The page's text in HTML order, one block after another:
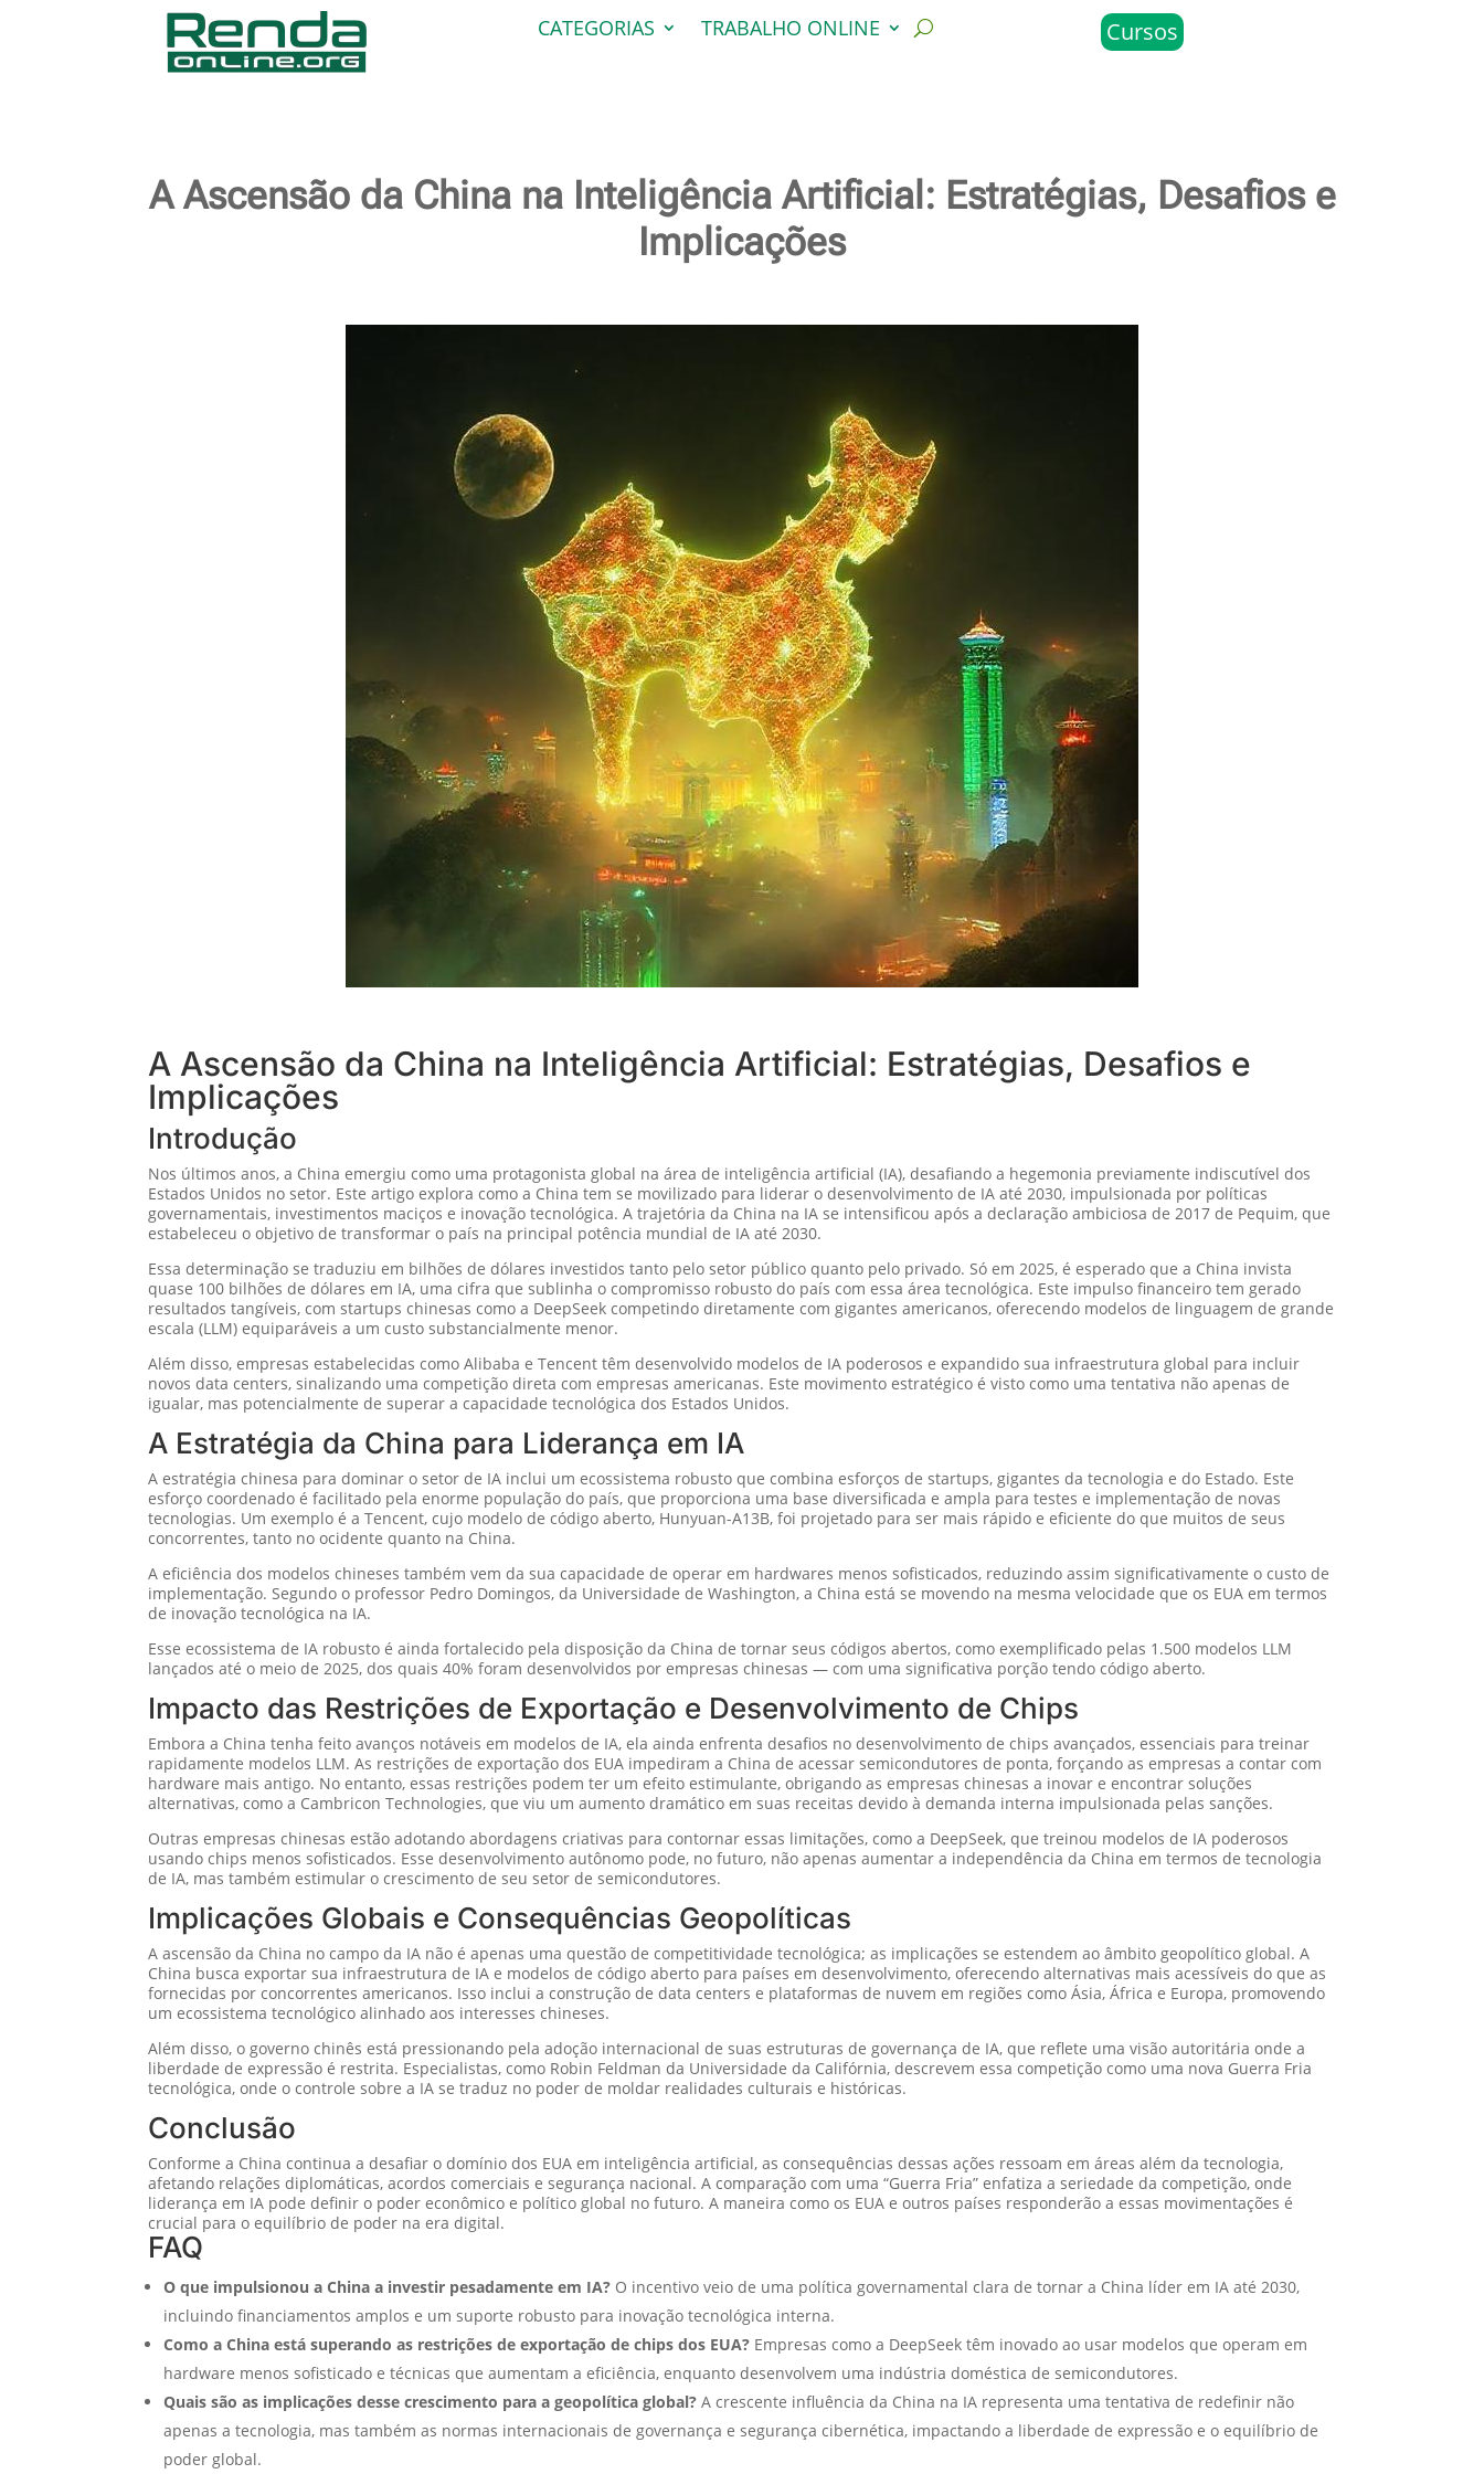
CATEGORIAS TRABALHO ONLINE Cursos
A Ascensão da China na Inteligência Artificial: Estratégias, Desafios e
Implicações
A Ascensão da China na Inteligência Artificial: Estratégias, Desafios e
Implicações
Introdução
Nos últimos anos, a China emergiu como uma protagonista global na área de inteligência artificial (IA), desafiando a hegemonia previamente indiscutível dos
Estados Unidos no setor. Este artigo explora como a China tem se movilizado para liderar o desenvolvimento de IA até 2030, impulsionada por políticas
governamentais, investimentos maciços e inovação tecnológica. A trajetória da China na IA se intensificou após a declaração ambiciosa de 2017 de Pequim, que
estabeleceu o objetivo de transformar o país na principal potência mundial de IA até 2030.
Essa determinação se traduziu em bilhões de dólares investidos tanto pelo setor público quanto pelo privado. Só em 2025, é esperado que a China invista
quase 100 bilhões de dólares em IA, uma cifra que sublinha o compromisso robusto do país com essa área tecnológica. Este impulso financeiro tem gerado
resultados tangíveis, com startups chinesas como a DeepSeek competindo diretamente com gigantes americanos, oferecendo modelos de linguagem de grande
escala (LLM) equiparáveis a um custo substancialmente menor.
Além disso, empresas estabelecidas como Alibaba e Tencent têm desenvolvido modelos de IA poderosos e expandido sua infraestrutura global para incluir
novos data centers, sinalizando uma competição direta com empresas americanas. Este movimento estratégico é visto como uma tentativa não apenas de
igualar, mas potencialmente de superar a capacidade tecnológica dos Estados Unidos.
A Estratégia da China para Liderança em IA
A estratégia chinesa para dominar o setor de IA inclui um ecossistema robusto que combina esforços de startups, gigantes da tecnologia e do Estado. Este
esforço coordenado é facilitado pela enorme população do país, que proporciona uma base diversificada e ampla para testes e implementação de novas
tecnologias. Um exemplo é a Tencent, cujo modelo de código aberto, Hunyuan-A13B, foi projetado para ser mais rápido e eficiente do que muitos de seus
concorrentes, tanto no ocidente quanto na China.
A eficiência dos modelos chineses também vem da sua capacidade de operar em hardwares menos sofisticados, reduzindo assim significativamente o custo de
implementação. Segundo o professor Pedro Domingos, da Universidade de Washington, a China está se movendo na mesma velocidade que os EUA em termos
de inovação tecnológica na IA.
Esse ecossistema de IA robusto é ainda fortalecido pela disposição da China de tornar seus códigos abertos, como exemplificado pelas 1.500 modelos LLM
lançados até o meio de 2025, dos quais 40% foram desenvolvidos por empresas chinesas — com uma significativa porção tendo código aberto.
Impacto das Restrições de Exportação e Desenvolvimento de Chips
Embora a China tenha feito avanços notáveis em modelos de IA, ela ainda enfrenta desafios no desenvolvimento de chips avançados, essenciais para treinar
rapidamente modelos LLM. As restrições de exportação dos EUA impediram a China de acessar semicondutores de ponta, forçando as empresas a contar com
hardware mais antigo. No entanto, essas restrições podem ter um efeito estimulante, obrigando as empresas chinesas a inovar e encontrar soluções
alternativas, como a Cambricon Technologies, que viu um aumento dramático em suas receitas devido à demanda interna impulsionada pelas sanções.
Outras empresas chinesas estão adotando abordagens criativas para contornar essas limitações, como a DeepSeek, que treinou modelos de IA poderosos
usando chips menos sofisticados. Esse desenvolvimento autônomo pode, no futuro, não apenas aumentar a independência da China em termos de tecnologia
de IA, mas também estimular o crescimento de seu setor de semicondutores.
Implicações Globais e Consequências Geopolíticas
A ascensão da China no campo da IA não é apenas uma questão de competitividade tecnológica; as implicações se estendem ao âmbito geopolítico global. A
China busca exportar sua infraestrutura de IA e modelos de código aberto para países em desenvolvimento, oferecendo alternativas mais acessíveis do que as
fornecidas por concorrentes americanos. Isso inclui a construção de data centers e plataformas de nuvem em regiões como Ásia, África e Europa, promovendo
um ecossistema tecnológico alinhado aos interesses chineses.
Além disso, o governo chinês está pressionando pela adoção internacional de suas estruturas de governança de IA, que reflete uma visão autoritária onde a
liberdade de expressão é restrita. Especialistas, como Robin Feldman da Universidade da Califórnia, descrevem essa competição como uma nova Guerra Fria
tecnológica, onde o controle sobre a IA se traduz no poder de moldar realidades culturais e históricas.
Conclusão
Conforme a China continua a desafiar o domínio dos EUA em inteligência artificial, as consequências dessas ações ressoam em áreas além da tecnologia,
afetando relações diplomáticas, acordos comerciais e segurança nacional. A comparação com uma “Guerra Fria” enfatiza a seriedade da competição, onde
liderança em IA pode definir o poder econômico e político global no futuro. A maneira como os EUA e outros países responderão a essas movimentações é
crucial para o equilíbrio de poder na era digital.
FAQ
O que impulsionou a China a investir pesadamente em IA? O incentivo veio de uma política governamental clara de tornar a China líder em IA até 2030,
incluindo financiamentos amplos e um suporte robusto para inovação tecnológica interna.
Como a China está superando as restrições de exportação de chips dos EUA? Empresas como a DeepSeek têm inovado ao usar modelos que operam em
hardware menos sofisticado e técnicas que aumentam a eficiência, enquanto desenvolvem uma indústria doméstica de semicondutores.
Quais são as implicações desse crescimento para a geopolítica global? A crescente influência da China na IA representa uma tentativa de redefinir não
apenas a tecnologia, mas também as normas internacionais de governança e segurança cibernética, impactando a liberdade de expressão e o equilíbrio de
poder global.